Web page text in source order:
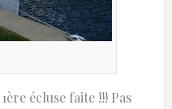
écluse faite !!! Pas